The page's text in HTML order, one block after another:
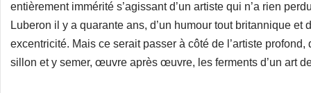
entièrement immérité s’agissant d’un artiste qui n’a rien
Luberon il y a quarante ans, d’un humour tout britannique et
excentricité. Mais ce serait passer à côté de l’artiste
sillon et y semer, œuvre après œuvre, les ferments d’un art